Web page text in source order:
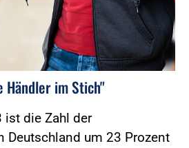
Händler im Stich"
ist die Zahl der
Deutschland um 23 Prozent